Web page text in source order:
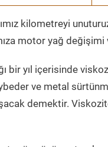
kilometreyi
motor yağ değişimi
bir yıl içerisinde
ve metal
demektir.